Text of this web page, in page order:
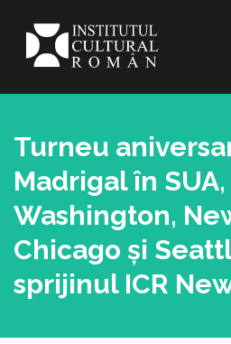
Turneu
Madrigal în
Washington,
Chicago și
sprijinul ICR